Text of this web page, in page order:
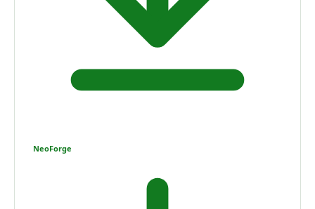
NeoForge